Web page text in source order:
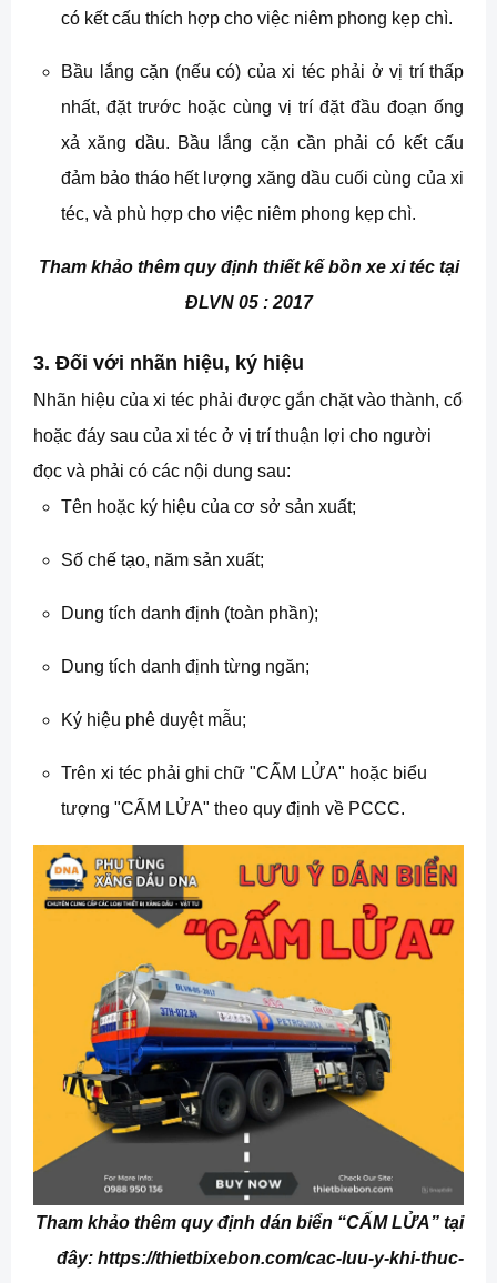
có kết cấu thích hợp cho việc niêm phong kẹp chì.
Bầu lắng cặn (nếu có) của xi téc phải ở vị trí thấp
nhất, đặt trước hoặc cùng vị trí đặt đầu đoạn ống
xả xăng dầu. Bầu lắng cặn cần phải có kết cấu
đảm bảo tháo hết lượng xăng dầu cuối cùng của xi
téc, và phù hợp cho việc niêm phong kẹp chì.
Tham khảo thêm quy định thiết kế bồn xe xi téc tại
ĐLVN 05 : 2017
3. Đối với nhãn hiệu, ký hiệu
Nhãn hiệu của xi téc phải được gắn chặt vào thành, cổ
hoặc đáy sau của xi téc ở vị trí thuận lợi cho người
đọc và phải có các nội dung sau:
Tên hoặc ký hiệu của cơ sở sản xuất;
Số chế tạo, năm sản xuất;
Dung tích danh định (toàn phần);
Dung tích danh định từng ngăn;
Ký hiệu phê duyệt mẫu;
Trên xi téc phải ghi chữ "CẤM LỬA" hoặc biểu
tượng "CẤM LỬA" theo quy định về PCCC.
Tham khảo thêm quy định dán biển “CẤM LỬA” tại
đây: https://thietbixebon.com/cac-luu-y-khi-thuc-